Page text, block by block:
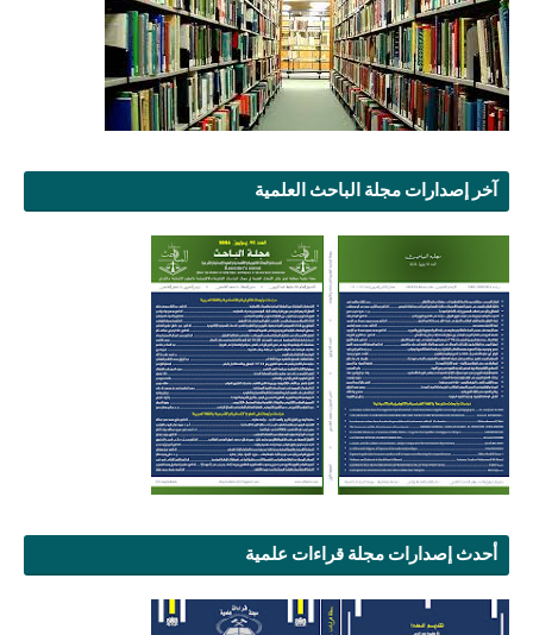
آخر إصدارات مجلة الباحث العلمية
أحدث إصدارات مجلة قراءات علمية